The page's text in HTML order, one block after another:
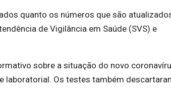
quanto os números que são
de Vigilância em Saúde (SVS) e
sobre a situação do novo
laboratorial. Os testes também